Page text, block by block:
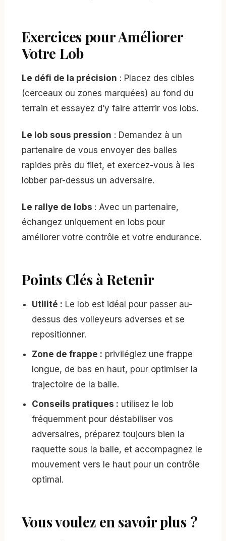
Exercices pour Améliorer
Votre Lob
Le défi de la précision : Placez des cibles
(cerceaux ou zones marquées) au fond du
terrain et essayez d’y faire atterrir vos lobs.
Le lob sous pression : Demandez à un
partenaire de vous envoyer des balles
rapides près du filet, et exercez-vous à les
lobber par-dessus un adversaire.
Le rallye de lobs : Avec un partenaire,
échangez uniquement en lobs pour
améliorer votre contrôle et votre endurance.
Points Clés à Retenir
Utilité : Le lob est idéal pour passer au-
dessus des volleyeurs adverses et se
repositionner.
Zone de frappe : privilégiez une frappe
longue, de bas en haut, pour optimiser la
trajectoire de la balle.
Conseils pratiques : utilisez le lob
fréquemment pour déstabiliser vos
adversaires, préparez toujours bien la
raquette sous la balle, et accompagnez le
mouvement vers le haut pour un contrôle
optimal.
Vous voulez en savoir plus ?